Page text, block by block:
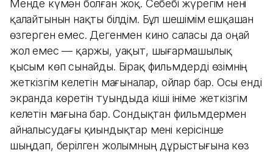
Менде күмән болған жоқ. Себебі жүрегім нені
қалайтынын нақты білдім. Бұл шешімім ешқашан
өзгерген емес. Дегенмен кино саласы да оңай
жол емес — қаржы, уақыт, шығармашылық
қысым көп сынайды. Бірақ фильмдерді өзімнің
жеткізгім келетін мағыналар, ойлар бар. Осы енді
экранда көретін туындыда кіші ініме жеткізгім
келетін мағына бар. Сондықтан фильмдермен
айналысудағы қиындықтар мені керісінше
шыңдап, берілген жолымның дұрыстығына көз